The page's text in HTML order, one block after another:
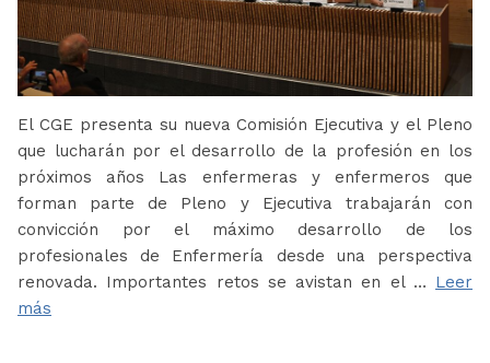
El CGE presenta su nueva Comisión Ejecutiva y el Pleno
que lucharán por el desarrollo de la profesión en los
próximos años Las enfermeras y enfermeros que
forman parte de Pleno y Ejecutiva trabajarán con
convicción por el máximo desarrollo de los
profesionales de Enfermería desde una perspectiva
renovada. Importantes retos se avistan en el … Leer
más